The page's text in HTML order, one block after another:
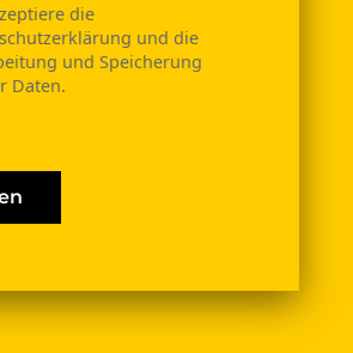
die
und die
und Speicherung
Daten.